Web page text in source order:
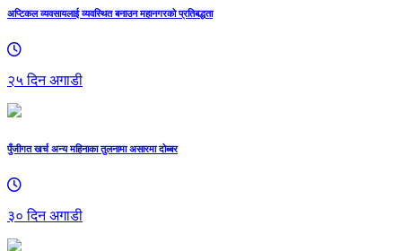
अप्टिकल व्यवसायलाई व्यवस्थित बनाउन महानगरको प्रतिबद्धता
२५ दिन अगाडी
पुँजीगत खर्च अन्य महिनाका तुलनामा असारमा दोब्बर
३० दिन अगाडी